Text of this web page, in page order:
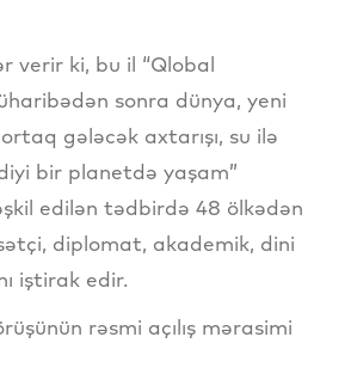
verir ki, bu il “Qlobal
sonra dünya, yeni
gələcək axtarışı, su ilə
bir planetdə yaşam”
edilən tədbirdə 48 ölkədən
diplomat, akademik, dini
iştirak edir.
rəsmi açılış mərasimi